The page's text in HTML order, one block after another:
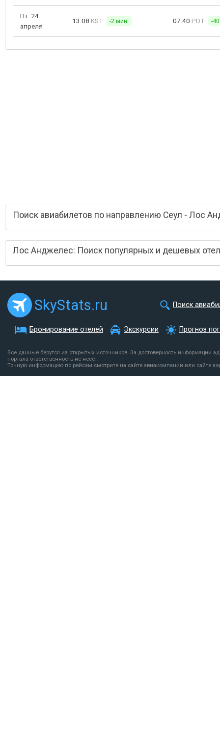
Пт. 24
апреля
13:08 KST -2 мин. 07:40 PDT -
Поиск авиабилетов по направлению Сеул - Лос
Лос Анджелес: Поиск популярных и дешевых
SkyStats.ru Поиск
Бронирование отелей Экскурсии Прогноз
Все данные берутся из открытых источников. За достоверность информации
портала ответственность не несет.
Точную информацию по рейсам смотрите на сайте авиакомпании или сайте